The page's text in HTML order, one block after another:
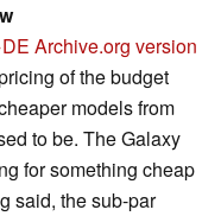
Archive.org version
of the budget
models from
to be. The Galaxy
for something cheap
said, the sub-par